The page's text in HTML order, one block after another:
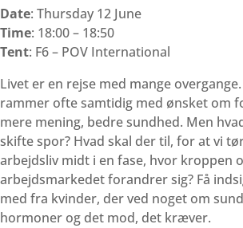
Date: Thursday 12 June
Time: 18:00 – 18:50
Tent: F6 – POV International
Livet er en rejse med mange
rammer ofte samtidig med ønsket om
mere mening, bedre sundhed. Men
skifte spor? Hvad skal der til, for at vi
arbejdsliv midt i en fase, hvor kroppen
arbejdsmarkedet forandrer sig? Få
med fra kvinder, der ved noget om
hormoner og det mod, det kræver.